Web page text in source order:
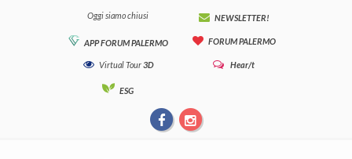
Oggi siamo chiusi NEWSLETTER!
APP FORUM PALERMO FORUM PALERMO
Virtual Tour3D Hear/t
ESG